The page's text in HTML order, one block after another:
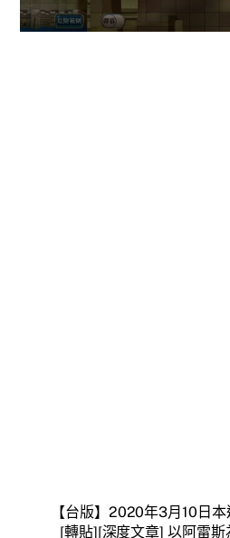
【台版】2020年3月10日
[轉貼][深度文章] 以阿雷